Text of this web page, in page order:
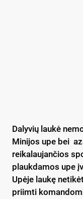
Dalyvių laukė
Minijos upe bei
reikalaujančios
plaukdamos upe
Upėje laukę
priimti